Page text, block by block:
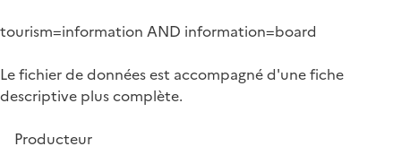
tourism=information AND information=board
Le fichier de données est accompagné d'une fiche
descriptive plus complète.
Producteur